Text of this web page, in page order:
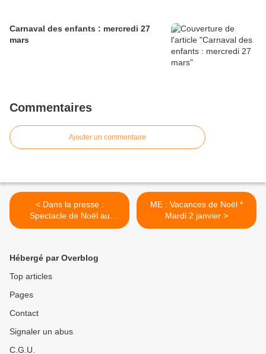
Carnaval des enfants : mercredi 27
mars
Commentaires
Ajouter un commentaire
< Dans la presse :
Spectacle de Noël au
Forum
ME : Vacances de Noël *
Mardi 2 janvier >
Hébergé par Overblog
Top articles
Pages
Contact
Signaler un abus
C.G.U.